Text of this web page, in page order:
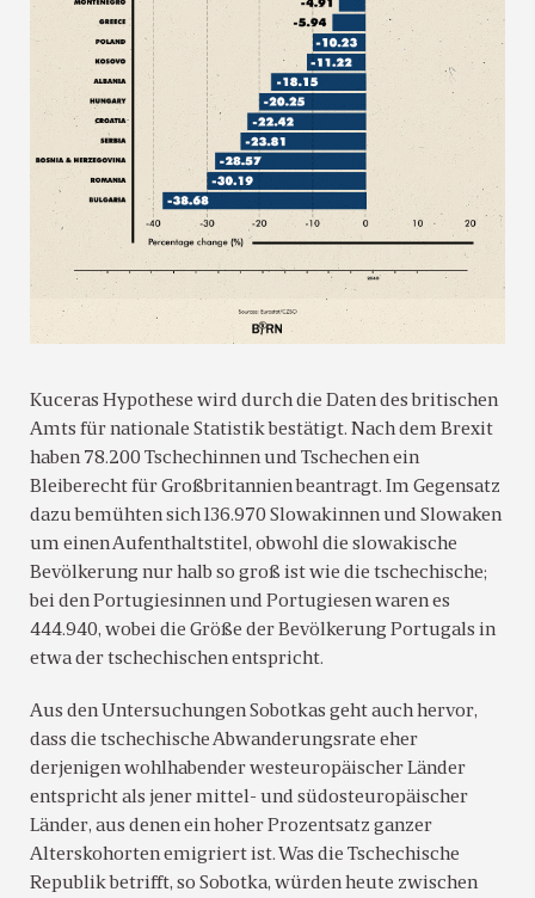
Kuceras Hypothese wird durch die Daten des britischen
Amts für nationale Statistik bestätigt. Nach dem Brexit
haben 78.200 Tschechinnen und Tschechen ein
Bleiberecht für Großbritannien beantragt. Im Gegensatz
dazu bemühten sich 136.970 Slowakinnen und Slowaken
um einen Aufenthaltstitel, obwohl die slowakische
Bevölkerung nur halb so groß ist wie die tschechische;
bei den Portugiesinnen und Portugiesen waren es
444.940, wobei die Größe der Bevölkerung Portugals in
etwa der tschechischen entspricht.
Aus den Untersuchungen Sobotkas geht auch hervor,
dass die tschechische Abwanderungsrate eher
derjenigen wohlhabender westeuropäischer Länder
entspricht als jener mittel- und südosteuropäischer
Länder, aus denen ein hoher Prozentsatz ganzer
Alterskohorten emigriert ist. Was die Tschechische
Republik betrifft, so Sobotka, würden heute zwischen